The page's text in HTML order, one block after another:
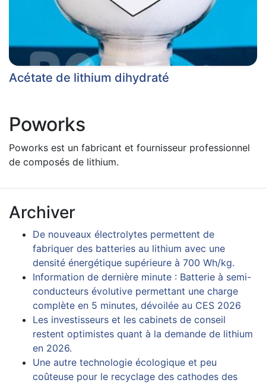
Acétate de lithium dihydraté
Poworks
Poworks est un fabricant et fournisseur professionnel
de composés de lithium.
Archiver
De nouveaux électrolytes permettent de
fabriquer des batteries au lithium avec une
densité énergétique supérieure à 700 Wh/kg.
Information de dernière minute : Batterie à semi-
conducteurs évolutive permettant une charge
complète en 5 minutes, dévoilée au CES 2026
Les investisseurs et les cabinets de conseil
restent optimistes quant à la demande de lithium
en 2026.
Une autre technologie écologique et peu
coûteuse pour le recyclage des cathodes des